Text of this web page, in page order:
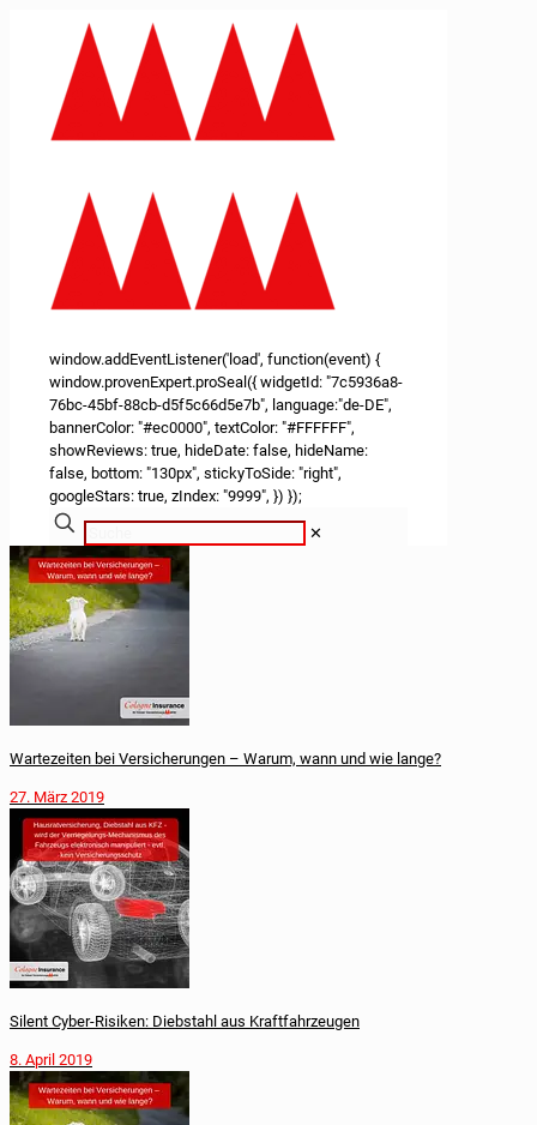
window.addEventListener('load', function(event) {
window.provenExpert.proSeal({ widgetId: "7c5936a8-
76bc-45bf-88cb-d5f5c66d5e7b", language:"de-DE",
bannerColor: "#ec0000", textColor: "#FFFFFF",
showReviews: true, hideDate: false, hideName:
false, bottom: "130px", stickyToSide: "right",
googleStars: true, zIndex: "9999", }) });
✕
War­te­zei­ten bei Ver­si­che­run­gen – Warum, wann und wie lange?
27. März 2019
Silent Cyber-Risiken: Diebstahl aus Kraftfahrzeugen
8. April 2019